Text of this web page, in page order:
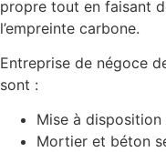
propre tout en faisant
l’empreinte carbone.
Entreprise de négoce
sont :
Mise à
Mortier et béton